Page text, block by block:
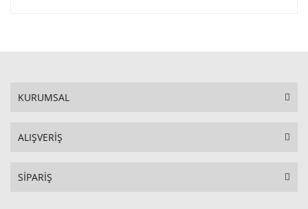
KURUMSAL
ALIŞVERİŞ
SİPARİŞ